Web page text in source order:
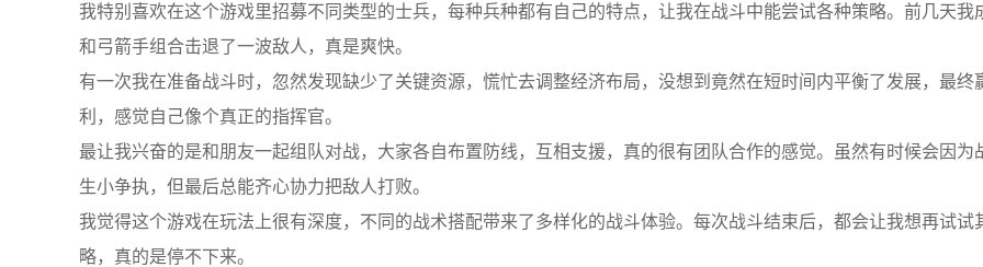
我特别喜欢在这个游戏里招募不同类型的士兵，每种兵种都有自己的特点，让我在战斗中能尝试各种策略。前几天我
和弓箭手组合击退了一波敌人，真是爽快。
有一次我在准备战斗时，忽然发现缺少了关键资源，慌忙去调整经济布局，没想到竟然在短时间内平衡了发展，最终
利，感觉自己像个真正的指挥官。
最让我兴奋的是和朋友一起组队对战，大家各自布置防线，互相支援，真的很有团队合作的感觉。虽然有时候会因为
生小争执，但最后总能齐心协力把敌人打败。
我觉得这个游戏在玩法上很有深度，不同的战术搭配带来了多样化的战斗体验。每次战斗结束后，都会让我想再试试
略，真的是停不下来。